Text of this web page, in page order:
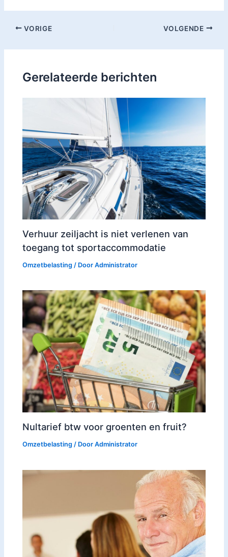
VORIGE VOLGENDE
Gerelateerde berichten
Verhuur zeiljacht is niet verlenen van
toegang tot sportaccommodatie
Omzetbelasting / DoorAdministrator
Nultarief btw voor groenten en fruit?
Omzetbelasting / DoorAdministrator